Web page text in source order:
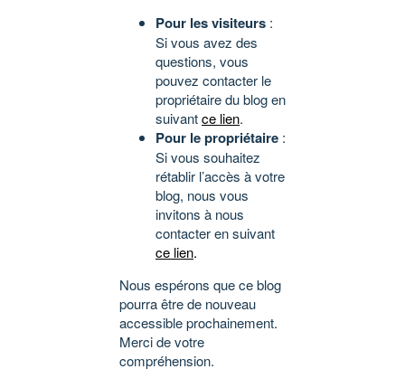
Pour les visiteurs :
Si vous avez des
questions, vous
pouvez contacter le
propriétaire du blog en
suivantce lien.
Pour le propriétaire :
Si vous souhaitez
rétablir l’accès à votre
blog, nous vous
invitons à nous
contacter en suivant
ce lien.
Nous espérons que ce blog
pourra être de nouveau
accessible prochainement.
Merci de votre
compréhension.